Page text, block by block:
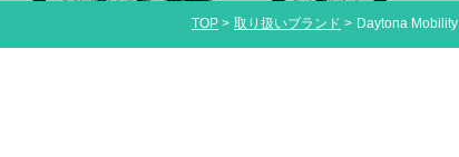
TOP 取り扱いブランド Daytona Mobility